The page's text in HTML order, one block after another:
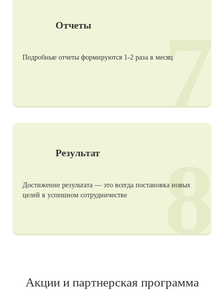
Отчеты
Подробные отчеты формируются 1-2 раза в месяц7
Результат
Достижение результата — это всегда постановка новых
целей в успешном сотрудничестве
8
Акции и партнерская программа